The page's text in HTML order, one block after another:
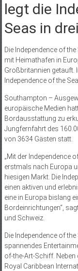
legt die
Seas in
Die Independence of
mit Heimathafen in
Großbritannien getauft.
Independence of the
Southampton –
europäische Medien
Bordausstattung zu
Jungfernfahrt des
von 3634 Gästen statt.
„Mit der Independence
erstmals nach Europa
hiesigen Markt. Die
einen aktiven und
eine in Europa bislang
Bordeinrichtungen“,
und Schweiz.
Die Independence of
spannendes
of-the-Art-Schiff.
Royal Caribbean